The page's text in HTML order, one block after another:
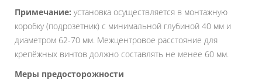
Примечание: установка осуществляется в монтажную
коробку (подрозетник) с минимальной глубиной 40 мм и
диаметром 62-70 мм. Межцентровое расстояние для
крепёжных винтов должно составлять не менее 60 мм.
Меры предосторожности